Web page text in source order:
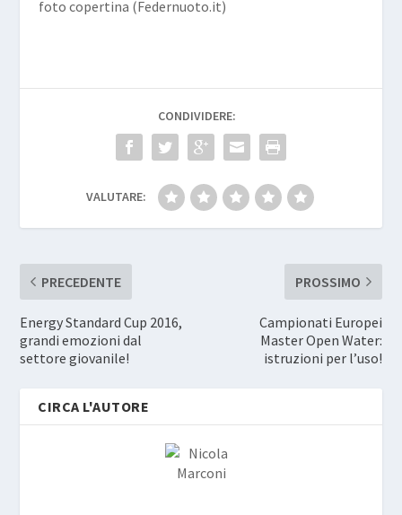
foto copertina (Federnuoto.it)
CONDIVIDERE:
VALUTARE:
PRECEDENTE
Energy Standard Cup 2016,
grandi emozioni dal
settore giovanile!
PROSSIMO
Campionati Europei
Master Open Water:
istruzioni per l’uso!
CIRCA L'AUTORE